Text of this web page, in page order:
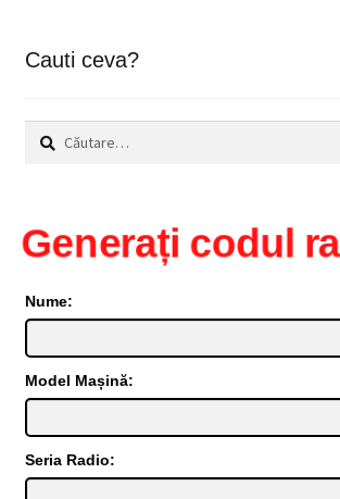
Cauti ceva?
Caută
după:
Generați codul
Nume:
Model Mașină:
Seria Radio: